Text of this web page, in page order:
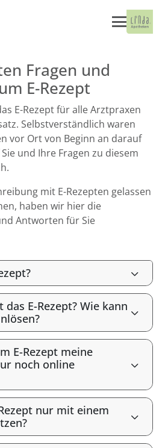
Fragen und
E-Rezept
E-Rezept für alle Arztpraxen
Selbstverständlich waren
vor Ort von Beginn an darauf
und Ihre Fragen zu diesem
mit E-Rezepten gelassen
haben wir hier die
Antworten für Sie
E-Rezept? Wie kann
E-Rezept meine
noch online
nur mit einem